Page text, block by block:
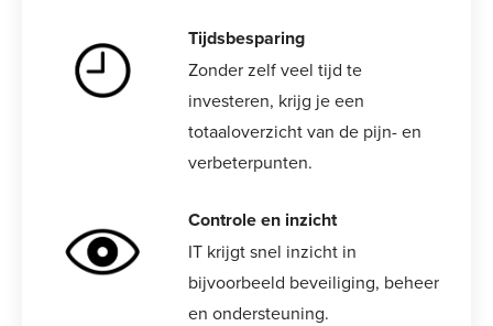
Tijdsbesparing
Zonder zelf veel tijd te
investeren, krijg je een
totaaloverzicht van de pijn- en
verbeterpunten.
Controle en inzicht
IT krijgt snel inzicht in
bijvoorbeeld beveiliging, beheer
en ondersteuning.